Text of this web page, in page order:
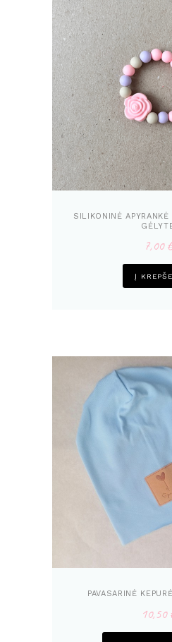
SILIKONINĖ
7,00€
Į
PAVASARINĖ
10,50